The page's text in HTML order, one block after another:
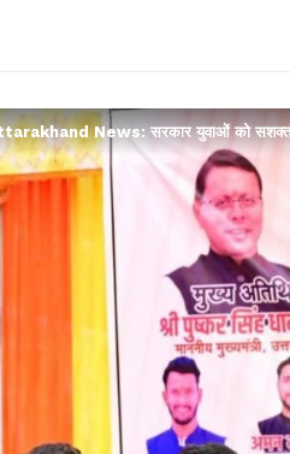
News: सरकार युवाओं को सशक्त